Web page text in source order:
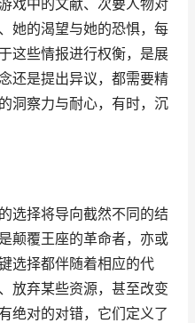
戏中的文献、次要人物对
她的渴望与她的恐惧，每
这些情报进行权衡，是展
还是提出异议，都需要精
洞察力与耐心，有时，沉
选择将导向截然不同的结
颠覆王座的革命者，亦或
选择都伴随着相应的代
放弃某些资源，甚至改变
绝对的对错，它们定义了